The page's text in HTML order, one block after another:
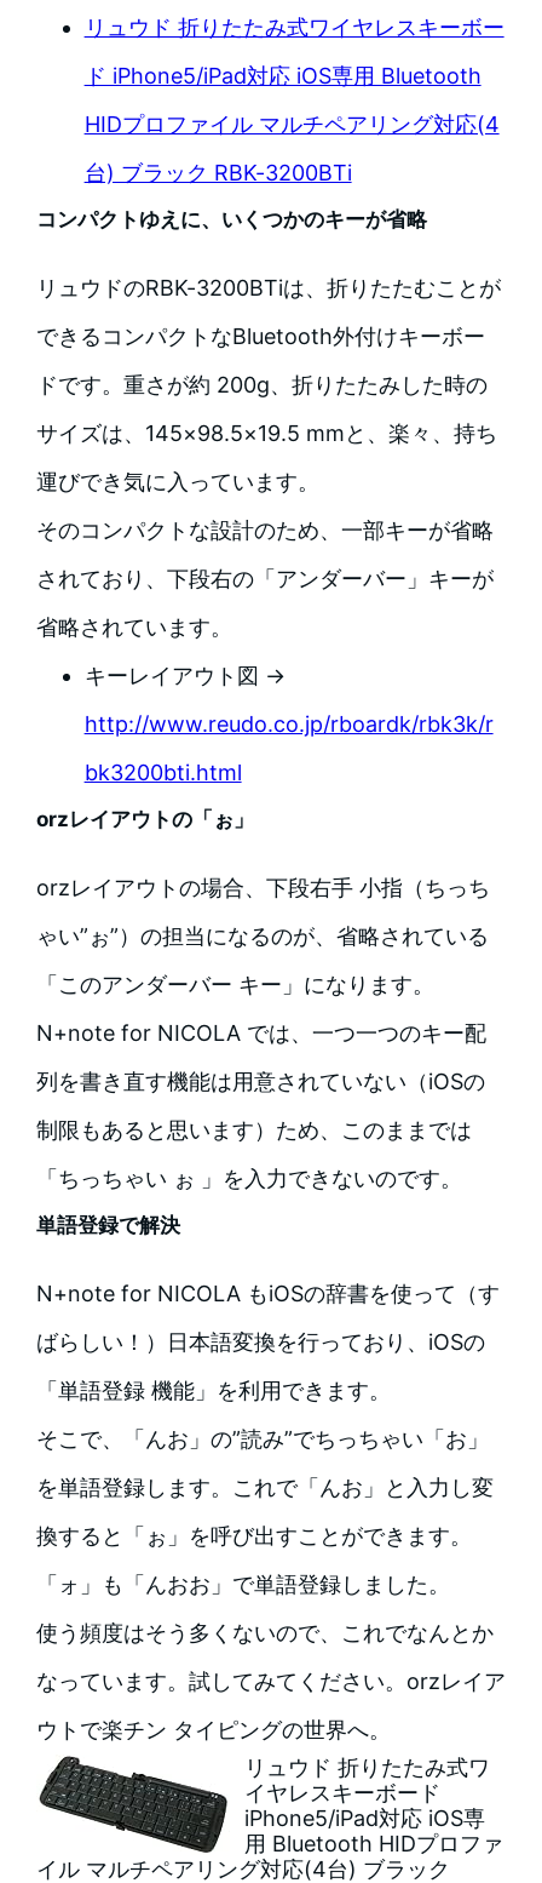
リュウド 折りたたみ式ワイヤレスキーボー
ド iPhone5/iPad対応 iOS専用 Bluetooth
HIDプロファイル マルチペアリング対応(4
台) ブラック RBK-3200BTi
コンパクトゆえに、いくつかのキーが省略
リュウドのRBK-3200BTiは、折りたたむことが
できるコンパクトなBluetooth外付けキーボー
ドです。重さが約 200g、折りたたみした時の
サイズは、145×98.5×19.5 mmと、楽々、持ち
運びでき気に入っています。
そのコンパクトな設計のため、一部キーが省略
されており、下段右の「アンダーバー」キーが
省略されています。
キーレイアウト図 →
http://www.reudo.co.jp/rboardk/rbk3k/r
bk3200bti.html
orzレイアウトの「ぉ」
orzレイアウトの場合、下段右手 小指（ちっち
ゃい”ぉ”）の担当になるのが、省略されている
「このアンダーバー キー」になります。
N+note for NICOLA では、一つ一つのキー配
列を書き直す機能は用意されていない（iOSの
制限もあると思います）ため、このままでは
「ちっちゃい ぉ 」を入力できないのです。
単語登録で解決
N+note for NICOLA もiOSの辞書を使って（す
ばらしい！）日本語変換を行っており、iOSの
「単語登録 機能」を利用できます。
そこで、「んお」の”読み”でちっちゃい「お」
を単語登録します。これで「んお」と入力し変
換すると「ぉ」を呼び出すことができます。
「ォ」も「んおお」で単語登録しました。
使う頻度はそう多くないので、これでなんとか
なっています。試してみてください。orzレイア
ウトで楽チン タイピングの世界へ。
リュウド 折りたたみ式ワ
イヤレスキーボード
iPhone5/iPad対応 iOS専
用 Bluetooth HIDプロファ
イル マルチペアリング対応(4台) ブラック